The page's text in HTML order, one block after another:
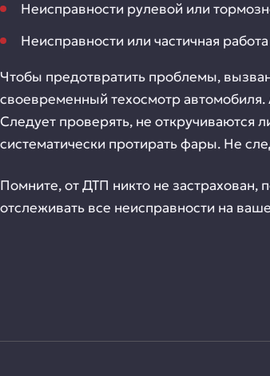
Неисправности рулевой или
Неисправности или частичная
Чтобы предотвратить проблемы,
своевременный техосмотр
Следует проверять, не откручиваются
систематически протирать фары. Не
Помните, от ДТП никто не
отслеживать все неисправности на